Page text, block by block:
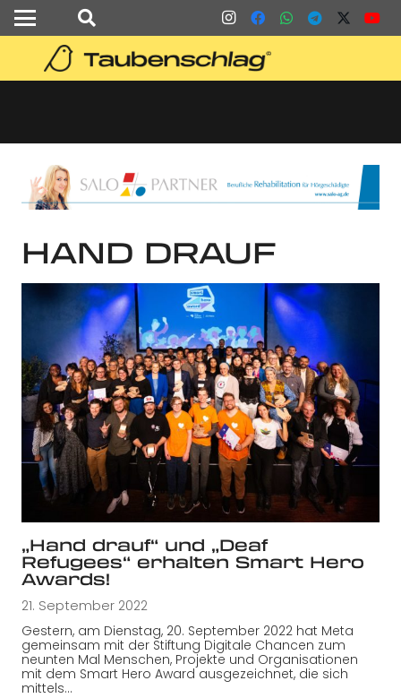
HAND DRAUF
„Hand drauf“ und „Deaf
Refugees“ erhalten Smart Hero
Awards!
21. September 2022
Gestern, am Dienstag, 20. September 2022 hat Meta
gemeinsam mit der Stiftung Digitale Chancen zum
neunten Mal Menschen, Projekte und Organisationen
mit dem Smart Hero Award ausgezeichnet, die sich
mittels…